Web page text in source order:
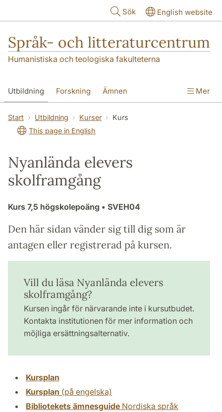
Sök English website
Språk- och litteraturcentrum
Humanistiska och teologiska fakulteterna
Utbildning Forskning Ämnen
SOL-husen Kontakt Institutionen
översättning till svenska
Mer
Start Utbildning Kurser
Kurs
This page in English
Nyanlända elevers
skolframgång
Kurs 7,5 högskolepoäng • SVEH04
Den här sidan vänder sig till dig som är
antagen eller registrerad på kursen.
Vill du läsa Nyanlända elevers
skolframgång?
Kursen ingår för närvarande inte i kursutbudet.
Kontakta institutionen för mer information och
möjliga ersättningsalternativ.
Kursplan
Kursplan (på engelska)
Bibliotekets ämnesguide Nordiska språk